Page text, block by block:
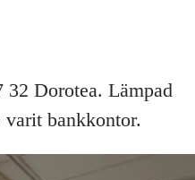
32 Dorotea. Lämpad
bankkontor.